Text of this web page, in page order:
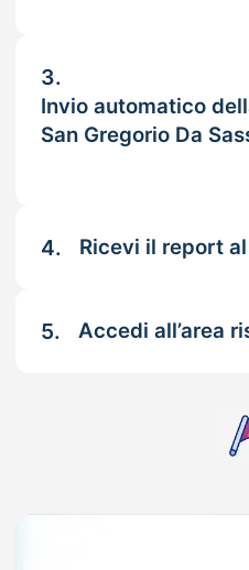
3.
Invio automatico
San Gregorio Da
4. Ricevi il report
5. Accedi all’area